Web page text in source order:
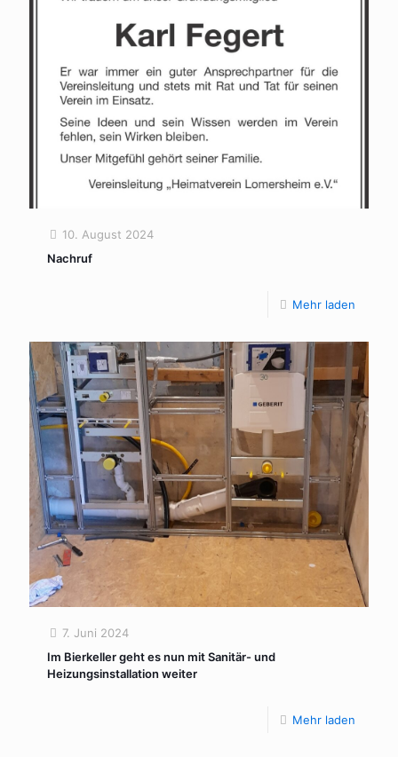
10. August 2024
Nachruf
Mehr laden
7. Juni 2024
Im Bierkeller geht es nun mit Sanitär- und
Heizungsinstallation weiter
Mehr laden